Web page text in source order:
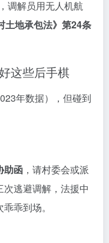
调解员用无人机航
土地承包法》第24条
这些后手棋
年数据），但碰到
助函 ，请村委会或派
逃避调解，法援中
乖到场。